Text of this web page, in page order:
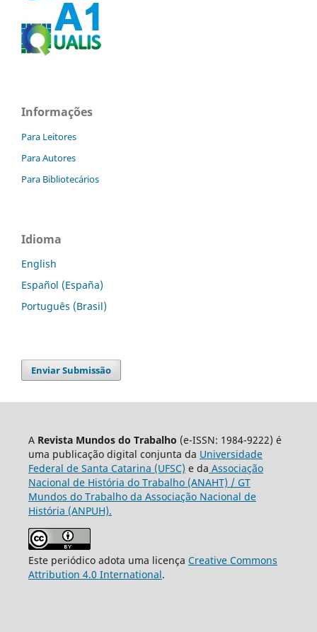
Informações
Para Leitores
Para Autores
Para Bibliotecários
Idioma
English
Español (España)
Português (Brasil)
Enviar Submissão
A Revista Mundos do Trabalho (e-ISSN: 1984-9222) é
uma publicação digital conjunta da Universidade
Federal de Santa Catarina (UFSC) e da Associação
Nacional de História do Trabalho (ANAHT) / GT
Mundos do Trabalho da Associação Nacional de
História (ANPUH).
Este periódico adota uma licença Creative Commons
Attribution 4.0 International.